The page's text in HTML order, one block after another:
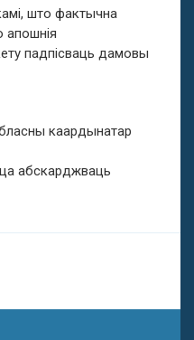
што фактычна
апошнія
падпісваць дамовы
каардынатар
абскарджваць